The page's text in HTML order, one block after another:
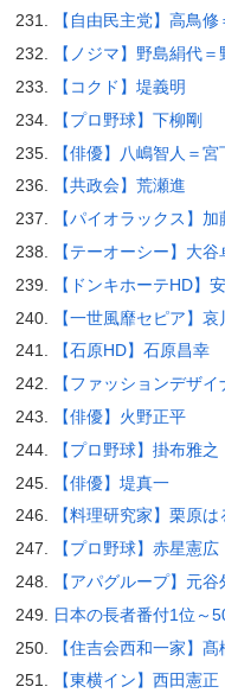
【自由民主党】高鳥
【ノジマ】野島絹代＝
【コクド】堤義明
【プロ野球】下柳剛
【俳優】八嶋智人＝
【共政会】荒瀬進
【パイオラックス】加
【テーオーシー】大谷
【ドンキホーテHD】
【一世風靡セピア】哀
【石原HD】石原昌幸
【ファッションデザ
【俳優】火野正平
【プロ野球】掛布雅之
【俳優】堤真一
【料理研究家】栗原は
【プロ野球】赤星憲広
【アパグループ】元
日本の長者番付1位～
【住吉会西和一家】髙
【東横イン】西田憲正